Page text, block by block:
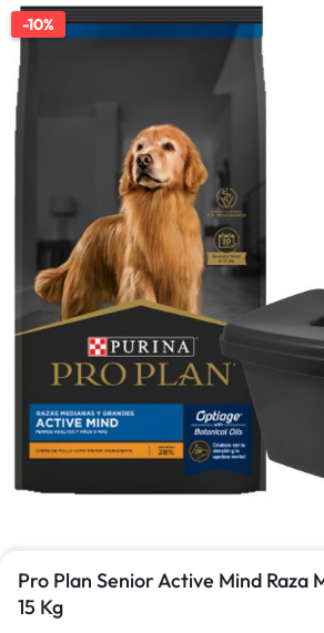
1/1
-10%
Pro Plan Senior Active Mind Raza
15 Kg